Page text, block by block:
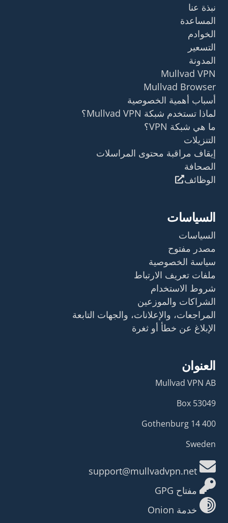
نبذة عنا
المساعدة
الخوادم
التسعير
المدونة
Mullvad VPN
Mullvad Browser
أسباب أهمية الخصوصية
لماذا تستخدم شبكة Mullvad VPN؟
ما هي شبكة VPN؟
التنزيلات
إيقاف مراقبة محتوى المراسلات
الصحافة
الوظائف
السياسات
السياسات
مصدر مفتوح
سياسة الخصوصية
ملفات تعريف الارتباط
شروط الاستخدام
الشراكات والموزعين
المراجعات، والإعلانات، والجهات التابعة
الإبلاغ عن خطأ أو ثغرة
العنوان
Mullvad VPN AB
Box 53049
400 14 Gothenburg
Sweden
مفتاح GPG
خدمة Onion